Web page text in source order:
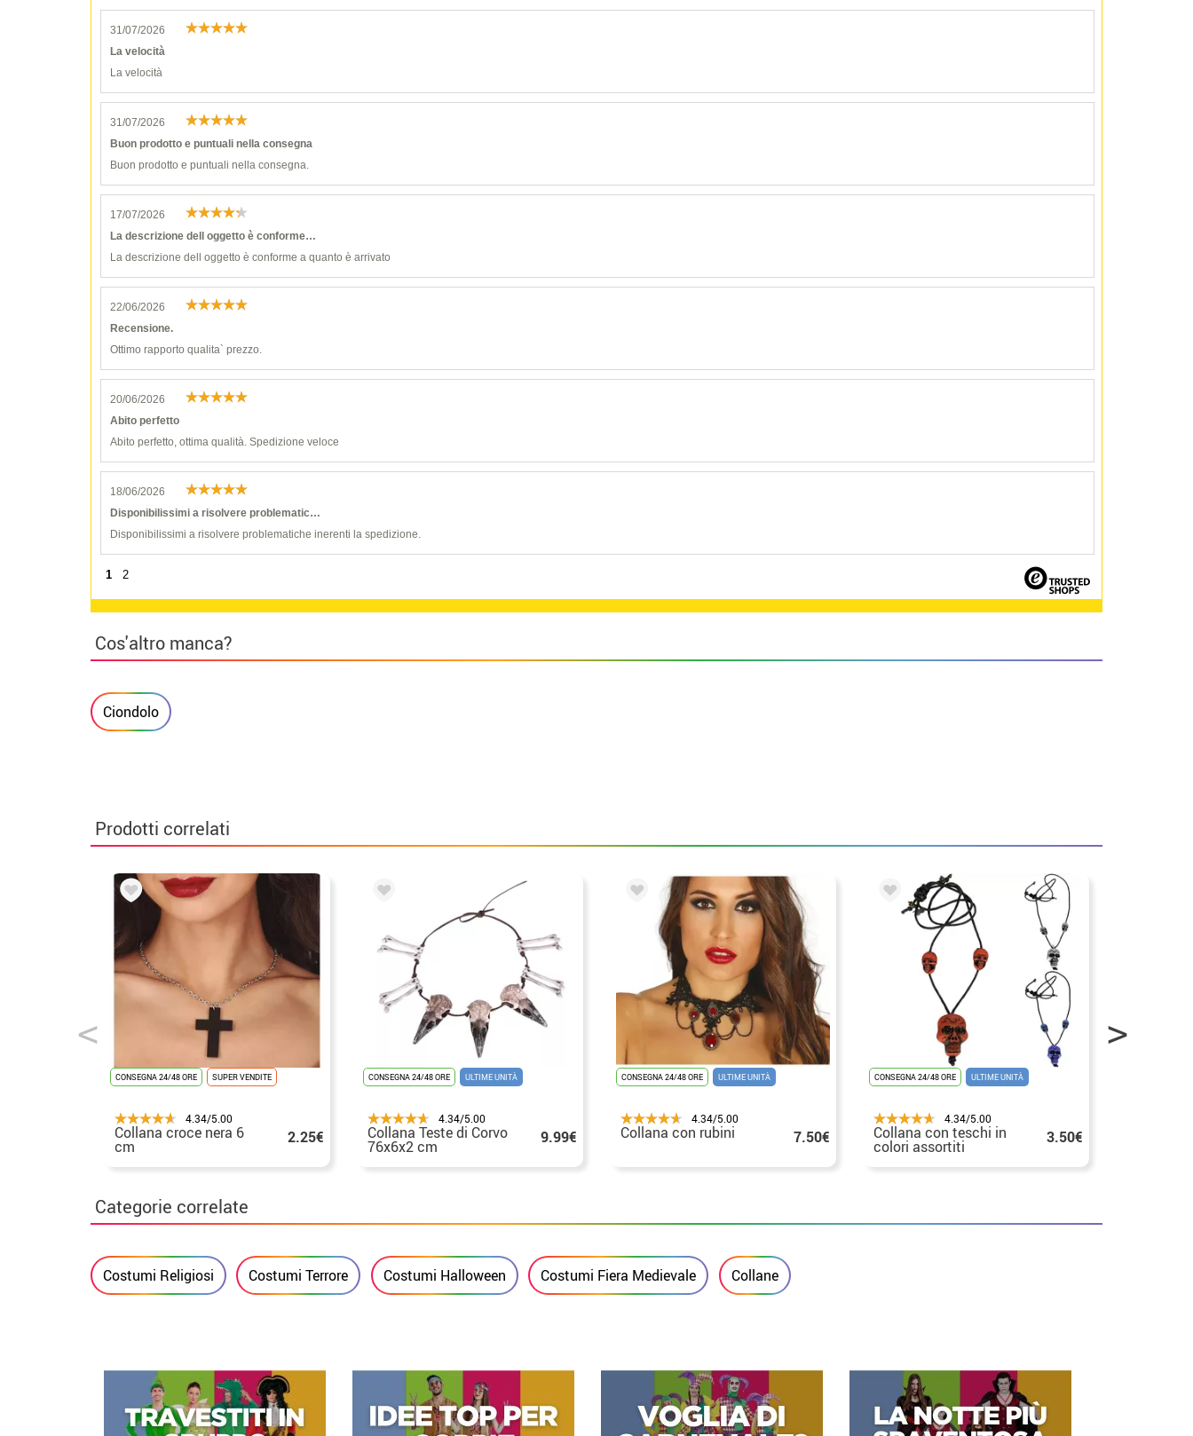
31/07/2026
La velocità
La velocità
31/07/2026
Buon prodotto e puntuali nella consegna
Buon prodotto e puntuali nella consegna.
17/07/2026
La descrizione dell oggetto è conforme…
La descrizione dell oggetto è conforme a quanto è arrivato
22/06/2026
Recensione.
Ottimo rapporto qualita` prezzo.
20/06/2026
Abito perfetto
Abito perfetto, ottima qualità. Spedizione veloce
18/06/2026
Disponibilissimi a risolvere problematic…
Disponibilissimi a risolvere problematiche inerenti la spedizione.
1 2
Cos'altro manca?
Ciondolo
Prodotti correlati
CONSEGNA 24/48 ORE SUPER VENDITE
4.34/5.00
Collana croce nera 6
cm 2.25€
CONSEGNA 24/48 ORE ULTIME UNITÀ
4.34/5.00
Collana Teste di Corvo
76x6x2 cm 9.99€
CONSEGNA 24/48 ORE ULTIME UNITÀ
4.34/5.00
Collana con rubini 7.50€
CONSEGNA 24/48 ORE ULTIME UNITÀ
4.34/5.00
Collana con teschi in
colori assortiti 3.50€
Categorie correlate
Costumi Religiosi Costumi Terrore Costumi Halloween Costumi Fiera Medievale Collane